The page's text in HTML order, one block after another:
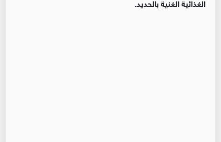
الغذائية الغنية بالحديد.